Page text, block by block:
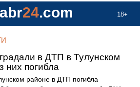
18+
24.com
в ДТП в Тулунском
них погибла
районе в ДТП погибла